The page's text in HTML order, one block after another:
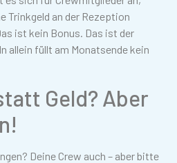
Trinkgeld an der Rezeption
ist kein Bonus. Das ist der
allein füllt am Monatsende kein
Geld? Aber
Deine Crew auch – aber bitte